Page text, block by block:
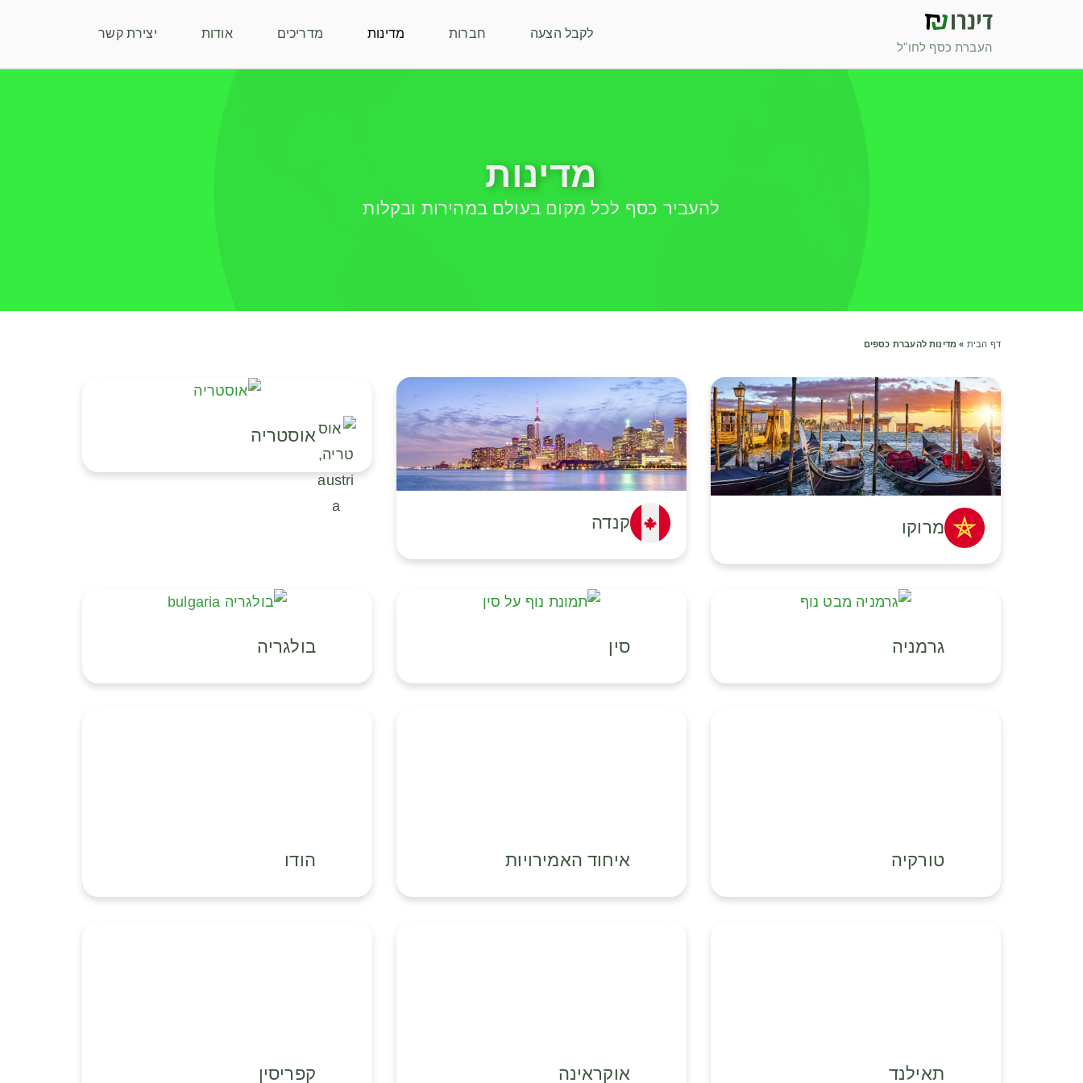
העברת כסף לחו"ל
לקבל הצעה חברות מדינות מדריכים אודות יצירת קשר
מדינות
להעביר כסף לכל מקום בעולם במהירות ובקלות
דף הבית » מדינות להעברת כספים
מרוקו קנדה
אוסטריה
גרמניה סין בולגריה
טורקיה איחוד האמירויות הודו
תאילנד אוקראינה קפריסין